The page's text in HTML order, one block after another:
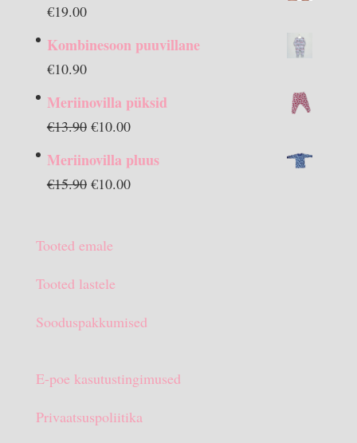
€19.00
Kombinesoon puuvillane
€10.90
Meriinovilla püksid
€13.90 Algne
€10.00Praegune
on:
Meriinovilla pluus
€15.90 Algne
€15.90.
€10.00Praegune
Tooted emale
Tooted lastele
Sooduspakkumised
E-poe kasutustingimused
Privaatsuspoliitika